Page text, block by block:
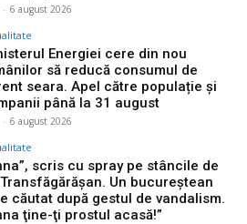
- 6 august 2026
Energiei cere din nou
să reducă consumul de
seara. Apel către populație și
până la 31 august
- 6 august 2026
scris cu spray pe stâncile de
Un bucureștean
căutat după gestul de vandalism.
ţine-ţi prostul acasă!”